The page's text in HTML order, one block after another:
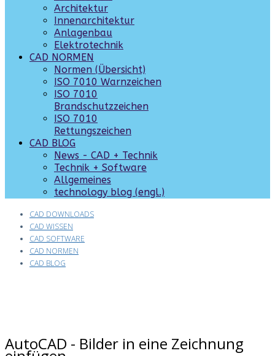
Architektur
Innenarchitektur
Anlagenbau
Elektrotechnik
CAD NORMEN
Normen (Übersicht)
ISO 7010 Warnzeichen
ISO 7010
Brandschutzzeichen
ISO 7010
Rettungszeichen
CAD BLOG
News - CAD + Technik
Technik + Software
Allgemeines
technology blog (engl.)
CAD DOWNLOADS
CAD WISSEN
CAD SOFTWARE
CAD NORMEN
CAD BLOG
AutoCAD - Bilder in eine Zeichnung